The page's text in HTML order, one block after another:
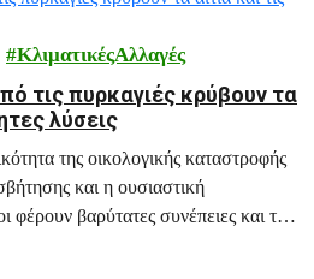
ΚλιματικέςΑλλαγές
τις πυρκαγιές κρύβουν τα
λύσεις
της οικολογικής καταστροφής
και η ουσιαστική
φέρουν βαρύτατες συνέπειες και το
μας.